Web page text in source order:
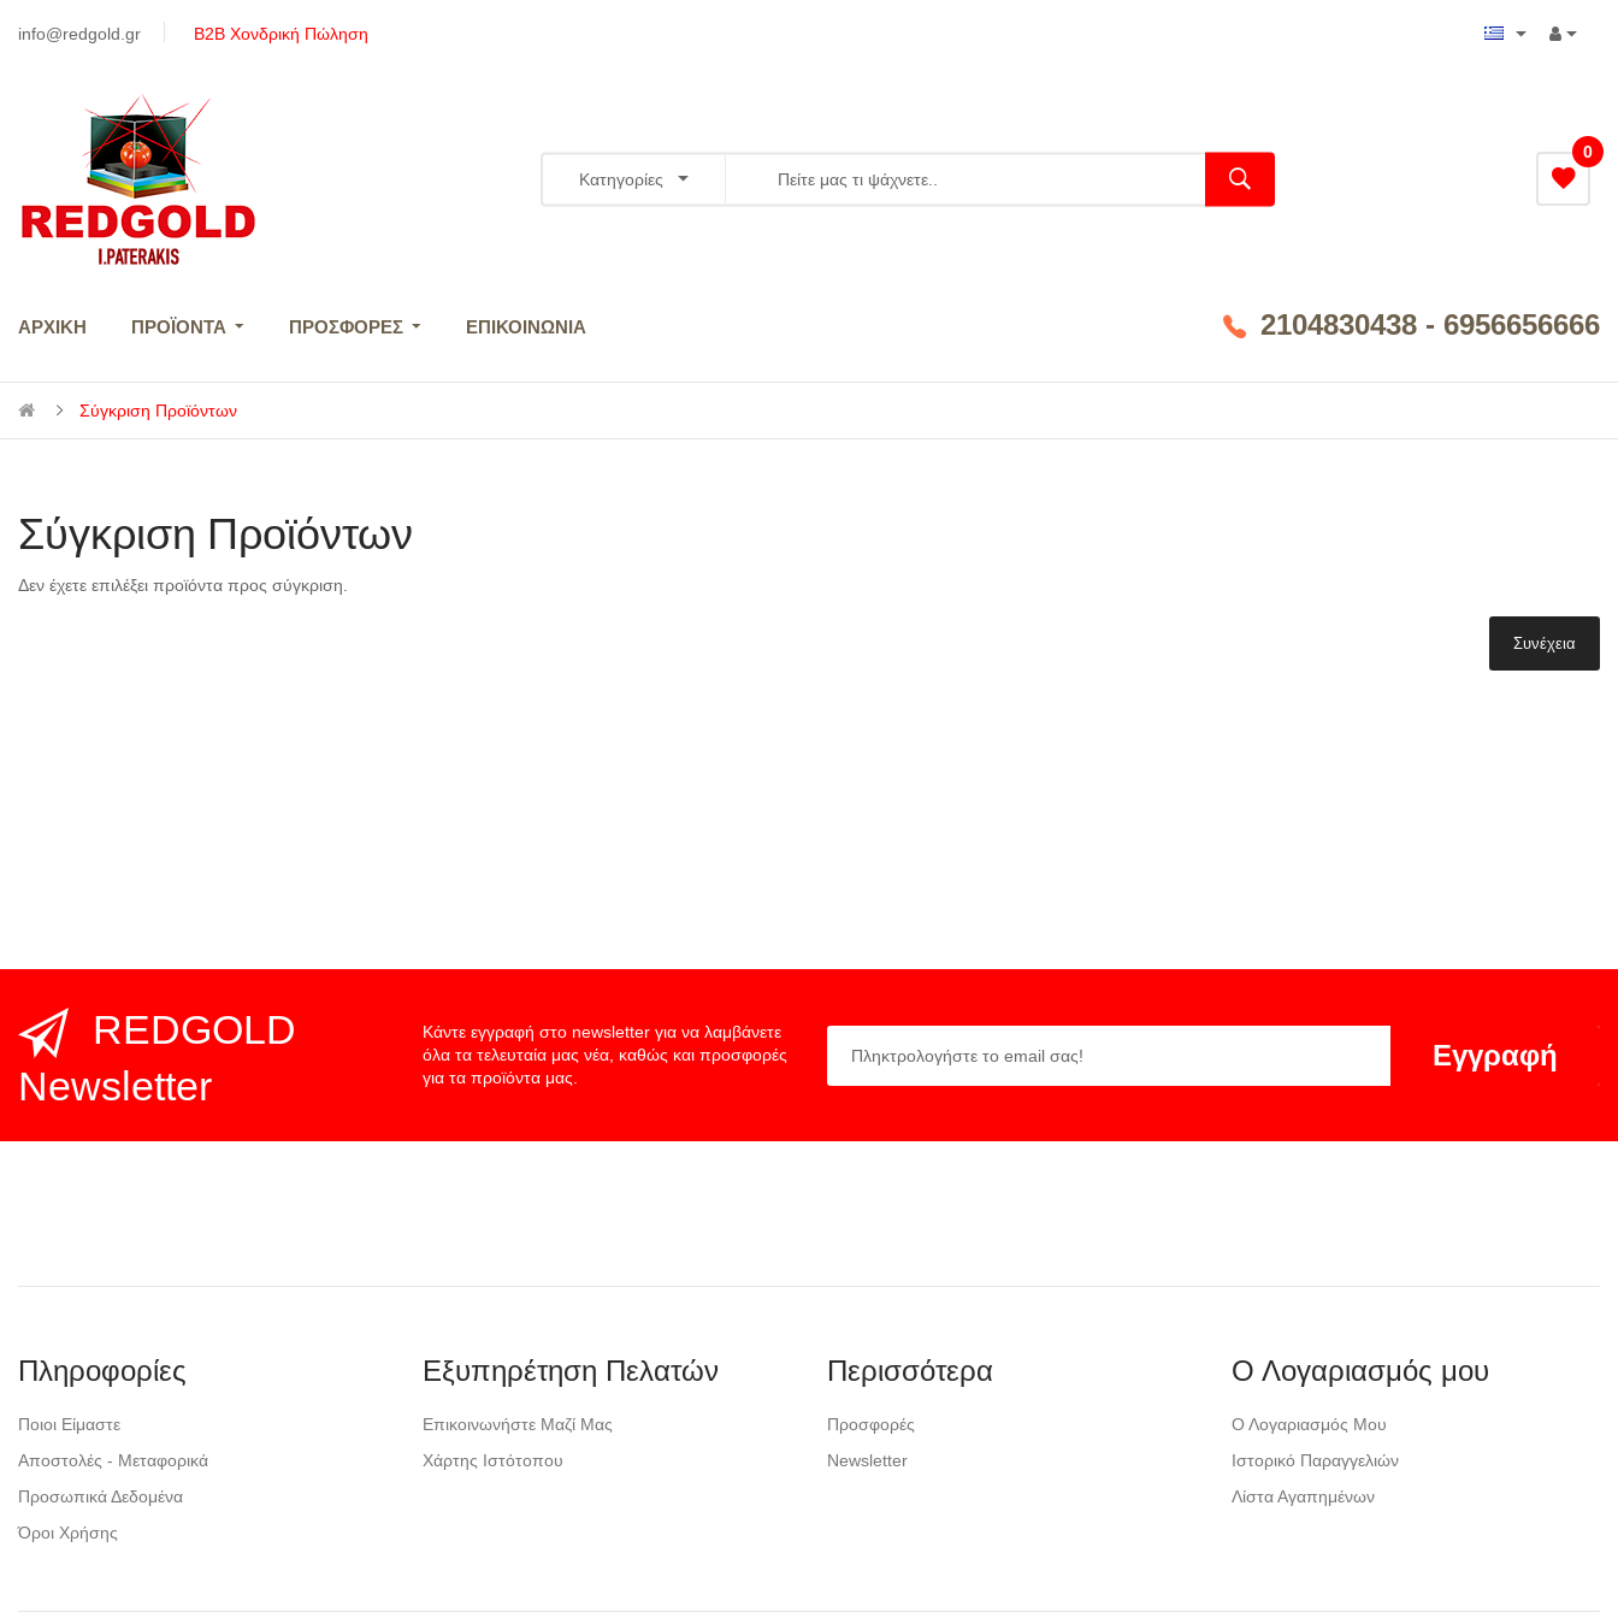
info@redgold.gr Β2B Χονδρική Πώληση
0
Κατηγορίες
ΑΡΧΙΚΉ ΠΡΟΪΌΝΤΑ ΠΡΟΣΦΟΡΈΣ ΕΠΙΚΟΙΝΩΝΊΑ 2104830438 - 6956656666
Σύγκριση Προϊόντων
Σύγκριση Προϊόντων
Δεν έχετε επιλέξει προϊόντα προς σύγκριση.
Συνέχεια
REDGOLD
Newsletter
Κάντε εγγραφή στο newsletter για να λαμβάνετε
όλα τα τελευταία μας νέα, καθώς και προσφορές
για τα προϊόντα μας.
Εγγραφή
Πληροφορίες
Ποιοι Είμαστε
Αποστολές - Μεταφορικά
Προσωπικά Δεδομένα
Όροι Χρήσης
Εξυπηρέτηση Πελατών
Επικοινωνήστε Μαζί Μας
Χάρτης Ιστότοπου
Περισσότερα
Προσφορές
Newsletter
Ο Λογαριασμός μου
Ο Λογαριασμός Μου
Ιστορικό Παραγγελιών
Λίστα Αγαπημένων